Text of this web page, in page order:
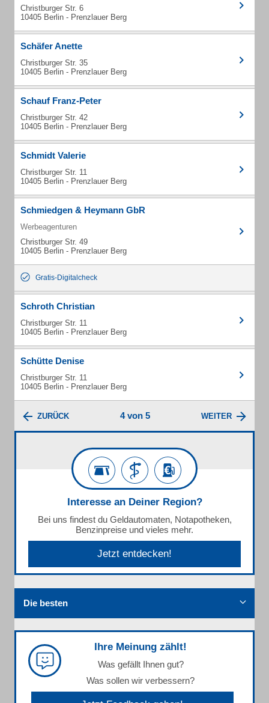
Christburger Str. 6
10405 Berlin - Prenzlauer Berg
Schäfer Anette
Christburger Str. 35
10405 Berlin - Prenzlauer Berg
Schauf Franz-Peter
Christburger Str. 42
10405 Berlin - Prenzlauer Berg
Schmidt Valerie
Christburger Str. 11
10405 Berlin - Prenzlauer Berg
Schmiedgen & Heymann GbR
Werbeagenturen
Christburger Str. 49
10405 Berlin - Prenzlauer Berg
Gratis-Digitalcheck
Schroth Christian
Christburger Str. 11
10405 Berlin - Prenzlauer Berg
Schütte Denise
Christburger Str. 11
10405 Berlin - Prenzlauer Berg
ZURÜCK 4 von 5 WEITER
Interesse an Deiner Region?
Bei uns findest du Geldautomaten, Notapotheken,
Benzinpreise und vieles mehr.
Jetzt entdecken!
Die besten
Ihre Meinung zählt!
Was gefällt Ihnen gut?
Was sollen wir verbessern?